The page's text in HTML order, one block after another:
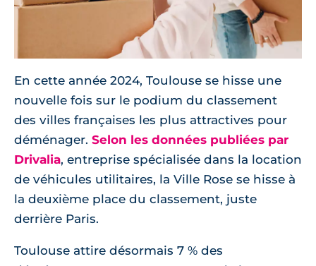
En cette année 2024, Toulouse se hisse une
nouvelle fois sur le podium du classement
des villes françaises les plus attractives pour
déménager. Selon les données publiées par
Drivalia, entreprise spécialisée dans la location
de véhicules utilitaires, la Ville Rose se hisse à
la deuxième place du classement, juste
derrière Paris.
Toulouse attire désormais 7 % des